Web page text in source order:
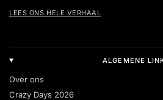
LEES ONS HELE VERHAAL
ALGEMENE
Over ons
Crazy Days 2026